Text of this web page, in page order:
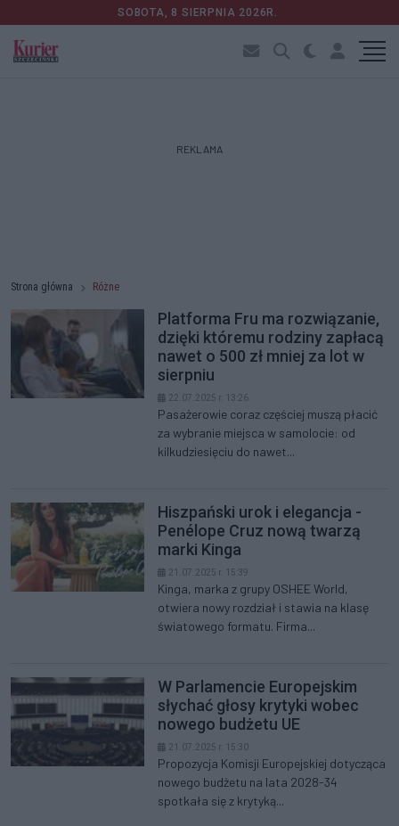
SOBOTA, 8 SIERPNIA 2026R.
REKLAMA
Strona główna Różne
Platforma Fru ma rozwiązanie,
dzięki któremu rodziny zapłacą
nawet o 500 zł mniej za lot w
sierpniu
22.07.2025 r. 13:26
Pasażerowie coraz częściej muszą płacić
za wybranie miejsca w samolocie: od
kilkudziesięciu do nawet...
Hiszpański urok i elegancja -
Penélope Cruz nową twarzą
marki Kinga
21.07.2025 r. 15:39
Kinga, marka z grupy OSHEE World,
otwiera nowy rozdział i stawia na klasę
światowego formatu. Firma...
W Parlamencie Europejskim
słychać głosy krytyki wobec
nowego budżetu UE
21.07.2025 r. 15:30
Propozycja Komisji Europejskiej dotycząca
nowego budżetu na lata 2028-34
spotkała się z krytyką...